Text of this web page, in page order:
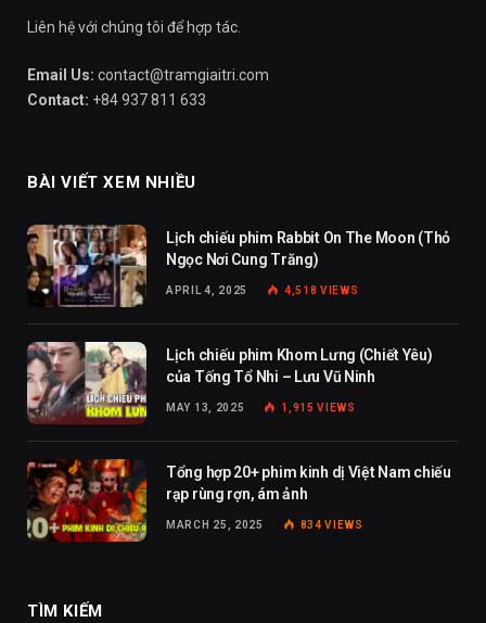
Liên hệ với chúng tôi để hợp tác.
Email Us: contact@tramgiaitri.com
Contact: +84 937 811 633
BÀI VIẾT XEM NHIỀU
Lịch chiếu phim Rabbit On The Moon (Thỏ
Ngọc Nơi Cung Trăng)
APRIL 4, 2025 4,518VIEWS
Lịch chiếu phim Khom Lưng (Chiết Yêu)
của Tống Tổ Nhi – Lưu Vũ Ninh
MAY 13, 2025 1,915VIEWS
Tổng hợp 20+ phim kinh dị Việt Nam chiếu
rạp rùng rợn, ám ảnh
MARCH 25, 2025 834VIEWS
TÌM KIẾM